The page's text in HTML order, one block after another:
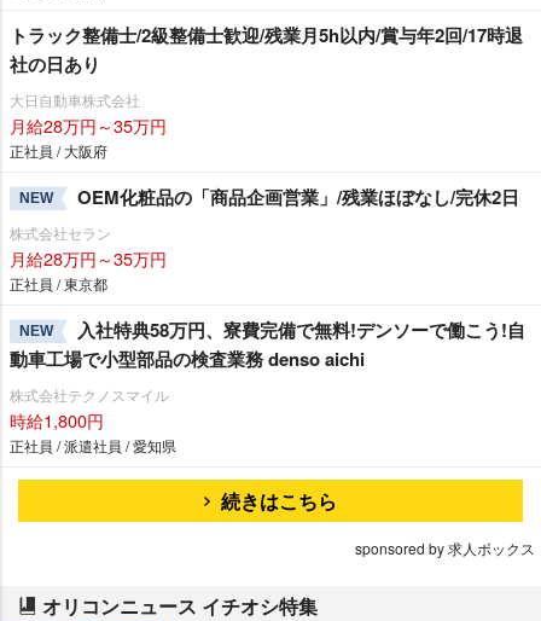
トラック整備士/2級整備士歓迎/残業月5h以内/賞与年2回/17時退
社の日あり
大日自動車株式会社
月給28万円～35万円
正社員 / 大阪府
NEW OEM化粧品の「商品企画営業」/残業ほぼなし/完休2日
株式会社セラン
月給28万円～35万円
正社員 / 東京都
NEW
入社特典58万円、寮費完備で無料!デンソーで働こう!自
動車工場で小型部品の検査業務 denso aichi
株式会社テクノスマイル
時給1,800円
正社員 / 派遣社員 / 愛知県
続きはこちら
sponsored by 求人ボックス
オリコンニュース イチオシ特集